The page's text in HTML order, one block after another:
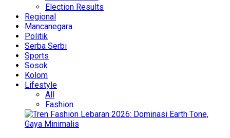
Election Results
Regional
Mancanegara
Politik
Serba Serbi
Sports
Sosok
Kolom
Lifestyle
All
Fashion